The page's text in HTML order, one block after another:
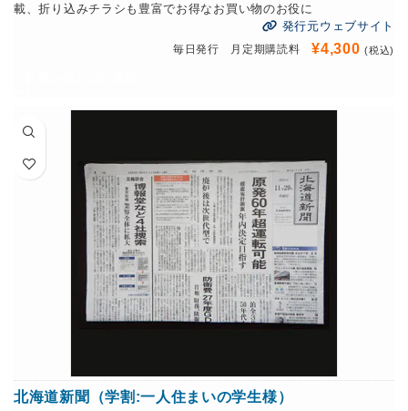
載、折り込みチラシも豊富でお得なお買い物のお役に
発行元ウェブサイト
毎日発行 月定期購読料¥4,300 (税込)
北海道新聞（学割:一人住まいの学生様）